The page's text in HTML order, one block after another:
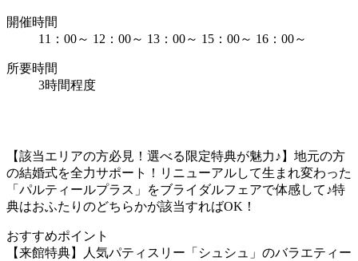
開催時間
11：00～ 12：00～ 13：00～ 15：00～ 16：00～
所要時間
3時間程度
【該当エリアの方必見！選べる限定特典が魅力♪】地元の方
の結婚式を全力サポート！リニューアルして生まれ変わった
「パルティールプラス」をブライダルフェアで体感して♪特
典はおふたりのどちらかが該当すればOK！
おすすめポイント
【来館特典】人気パティスリー「シュシュ」のバラエティー